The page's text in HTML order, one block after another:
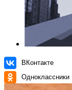
ВКонтакте
Одноклассники